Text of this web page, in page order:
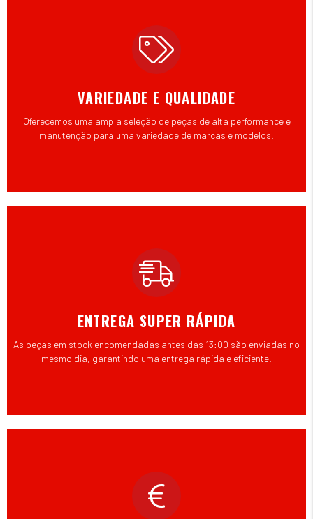
VARIEDADE E QUALIDADE
Oferecemos uma ampla seleção de peças de alta performance e
manutenção para uma variedade de marcas e modelos.
ENTREGA SUPER RÁPIDA
As peças em stock encomendadas antes das 13:00 são enviadas no
mesmo dia, garantindo uma entrega rápida e eficiente.